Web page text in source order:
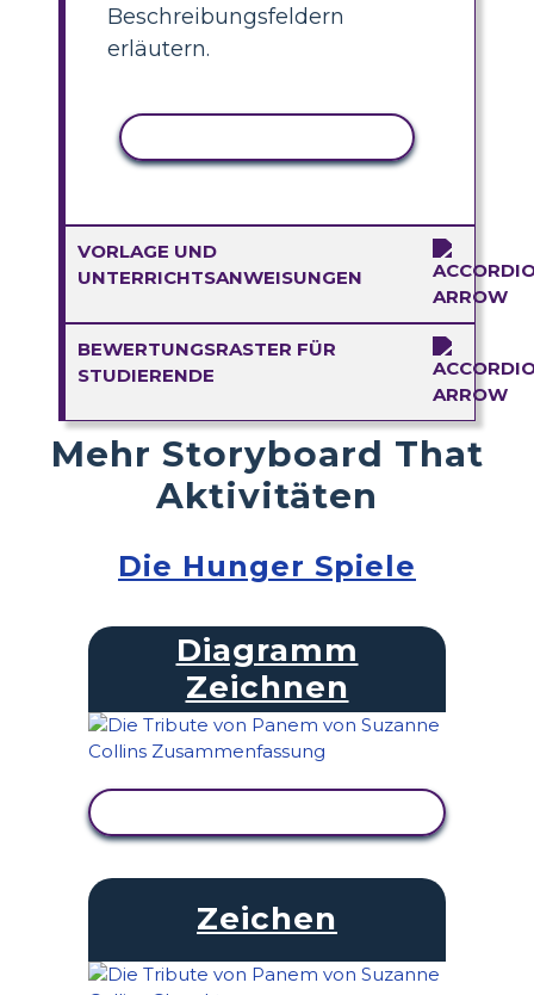
Beschreibungsfeldern
erläutern.
VORLAGE UND
UNTERRICHTSANWEISUNGEN
BEWERTUNGSRASTER FÜR
STUDIERENDE
Mehr Storyboard That
Aktivitäten
Die Hunger Spiele
Diagramm
Zeichnen
Zeichen